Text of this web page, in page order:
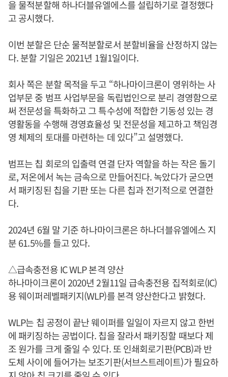
을 물적분할해 하나더블유엘에스를 설립하기로 결정했다
고 공시했다.
이번 분할은 단순 물적분할로서 분할비율을 산정하지 않는
다. 분할 기일은 2021년 1월1일이다.
회사 쪽은 분할 목적을 두고 “하나마이크론이 영위하는 사
업부문 중 범프 사업부문을 독립법인으로 분리 경영함으로
써 전문성을 특화하고 그 특수성에 적합한 기동성 있는 경
영활동을 수행해 경영효율성 및 전문성을 제고하고 책임경
영 체제의 토대를 마련하는 데 있다”고 설명했다.
범프는 칩 회로의 입출력 연결 단자 역할을 하는 작은 돌기
로, 저온에서 녹는 금속으로 만들어진다. 녹았다가 굳으면
서 패키징된 칩을 기판 또는 다른 칩과 전기적으로 연결한
다.
2024년 6월 말 기준 하나마이크론은 하나더블유엘에스 지
분 61.5%를 들고 있다.
△급속충전용 IC WLP 본격 양산
하나마이크론이 2020년 2월11일 급속충전용 집적회로(IC)
용 웨이퍼레벨패키지(WLP)를 본격 양산한다고 밝혔다.
WLP는 칩 공정이 끝난 웨이퍼를 일일이 자르지 않고 한번
에 패키징하는 공법이다. 칩을 잘라서 패키징할 때보다 제
조 원가를 크게 줄일 수 있다. 또 인쇄회로기판(PCB)과 반
도체 사이에 들어가는 보조기판(서브스트레이트)가 필요하